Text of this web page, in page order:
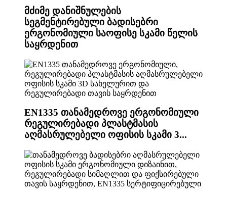
მძიმე დანიშნულების
სეგმენტირებული ბადისებრი
ერგონომიული საოფისე სკამი წელის
საყრდენით
EN1335 თანამედროვე ერგონომიული
რეგულირებადი პლასტმასის
აღმასრულებელი ოფისის სკამი 3...